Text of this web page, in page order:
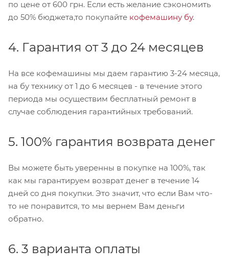
по цене от 600 грн. Если есть желание сэкономить
до 50% бюджета,то покупайте кофемашину бу.
4. Гарантия от 3 до 24 месяцев
На все кофемашины мы даем гарантию 3-24 месяца,
на бу технику от 1 до 6 месяцев - в течение этого
периода мы осуществим бесплатный ремонт в
случае соблюдения гарантийных требований.
5. 100% гарантия возврата денег
Вы можете быть уверенны в покупке на 100%, так
как мы гарантируем возврат денег в течение 14
дней со дня покупки. Это значит, что если Вам что-
то не понравится, то мы вернем Вам деньги
обратно.
6. 3 варианта оплаты